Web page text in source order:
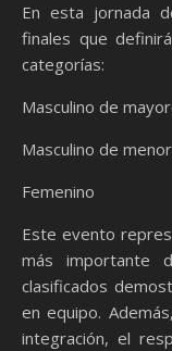
En esta jornada
finales que
categorías:
Masculino de
Masculino de
Femenino
Este evento
más importante
clasificados
en equipo.
integración, el